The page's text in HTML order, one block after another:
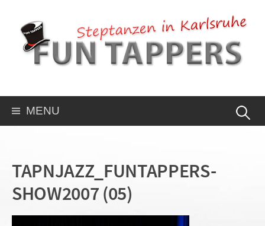
MENU
TAPNJAZZ_FUNTAPPERS-
SHOW2007 (05)